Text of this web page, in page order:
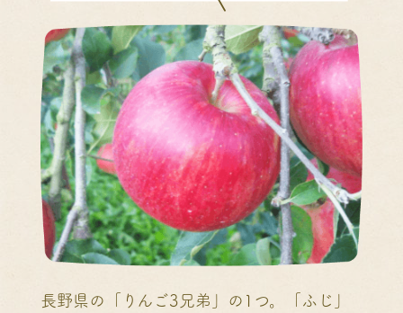
長野県の「りんご3兄弟」の1つ。「ふじ」